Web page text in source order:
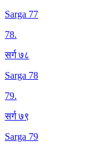
Sarga 77
78.
सर्ग ७८
Sarga 78
79.
सर्ग ७९
Sarga 79